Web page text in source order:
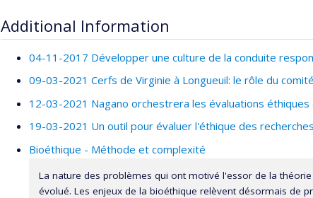
Additional Information
04-11-2017 Développer une culture de la conduite
09-03-2021 Cerfs de Virginie à Longueuil: le rôle du
12-03-2021 Nagano orchestrera les évaluations éthiques
19-03-2021 Un outil pour évaluer l'éthique des
Bioéthique - Méthode et complexité
La nature des problèmes qui ont motivé l'essor de la
évolué. Les enjeux de la bioéthique relèvent désormais de